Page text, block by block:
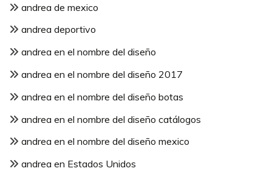
andrea de mexico
andrea deportivo
andrea en el nombre del diseño
andrea en el nombre del diseño 2017
andrea en el nombre del diseño botas
andrea en el nombre del diseño catálogos
andrea en el nombre del diseño mexico
andrea en Estados Unidos